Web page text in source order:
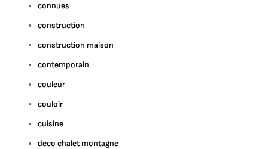
connues
construction
construction maison
contemporain
couleur
couloir
cuisine
deco chalet montagne